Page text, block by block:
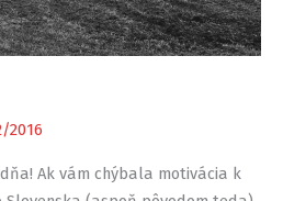
2016
Ak vám chýbala motivácia k